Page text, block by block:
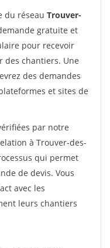
du réseau Trouver-
gratuite et
pour recevoir
des chantiers. Une
des demandes
et sites de
par notre
à Trouver-des-
qui permet
de devis. Vous
avec les
leurs chantiers